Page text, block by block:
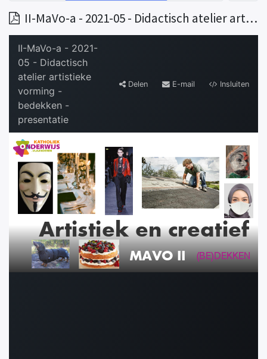
II-MaVo-a - 2021-05 - Didactisch atelier artistieke vorming - bedekken - presentatie